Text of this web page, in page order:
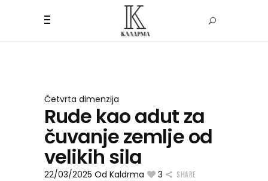
Četvrta dimenzija
Rude kao adut za
čuvanje zemlje od
velikih sila
22/03/2025 Od Kaldrma 3 SHARE